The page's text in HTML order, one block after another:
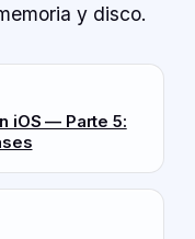
y disco.
iOS — Parte 5: